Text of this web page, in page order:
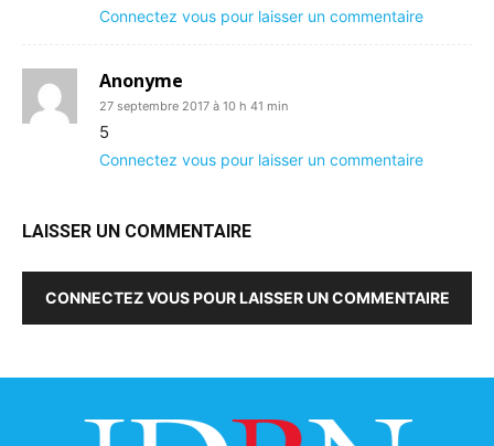
Connectez vous pour laisser un commentaire
Anonyme
27 septembre 2017 à 10 h 41 min
5
Connectez vous pour laisser un commentaire
LAISSER UN COMMENTAIRE
CONNECTEZ VOUS POUR LAISSER UN COMMENTAIRE